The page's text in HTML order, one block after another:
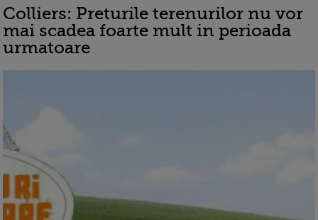
Colliers: Preturile terenurilor nu vor
mai scadea foarte mult in perioada
urmatoare